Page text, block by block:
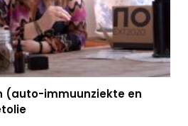
(auto-immuunziekte en